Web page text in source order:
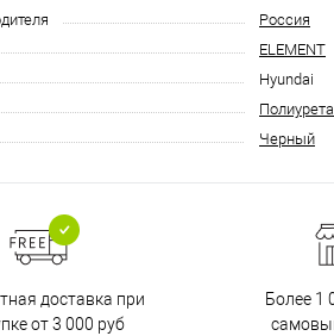
Россия
ELEMENT
Hyundai
Черный
доставка при
от 3 000 руб
Более 1